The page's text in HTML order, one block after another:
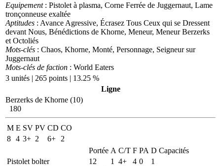
Equipement: Pistolet à plasma, Corne Ferrée de Juggernaut, Lame
tronçonneuse exaltée
Aptitudes : Avance Agressive, Écrasez Tous Ceux qui se Dressent
devant Nous, Bénédictions de Khorne, Meneur, Meneur Berzerks
et Octoliés
Mots-clés : Chaos, Khorne, Monté, Personnage, Seigneur sur
Juggernaut
Mots-clés de faction : World Eaters
3 unités | 265 points | 13.25 %
Ligne
Berzerks de Khorne (10)
180
M E SV PV CD CO
8 4 3+ 2 6+
2
Portée A C/T F PA D Capacités
Pistolet bolter
12 1 4+ 4 0
1